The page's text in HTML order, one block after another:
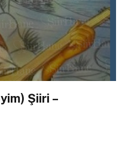
Şiiri –